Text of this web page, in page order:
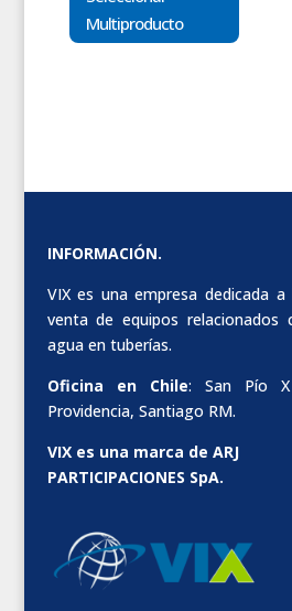
Multiproducto
INFORMACIÓN.
VIX es una empresa dedicada
venta de equipos
agua en tuberías.
Oficina en Chile: San Pío X
Providencia, Santiago RM.
VIX es una marca de ARJ
PARTICIPACIONES SpA.